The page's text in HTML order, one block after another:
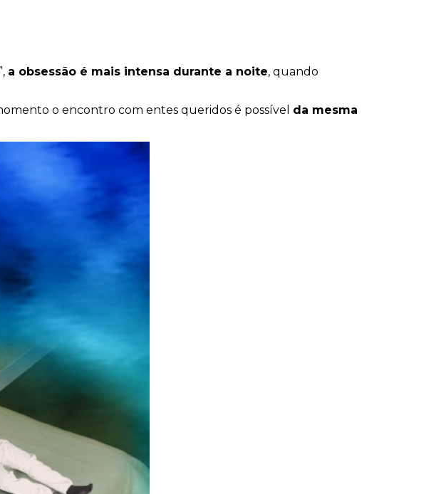
a obsessão é mais intensa durante a noite, quando
o encontro com entes queridos é possível da mesma